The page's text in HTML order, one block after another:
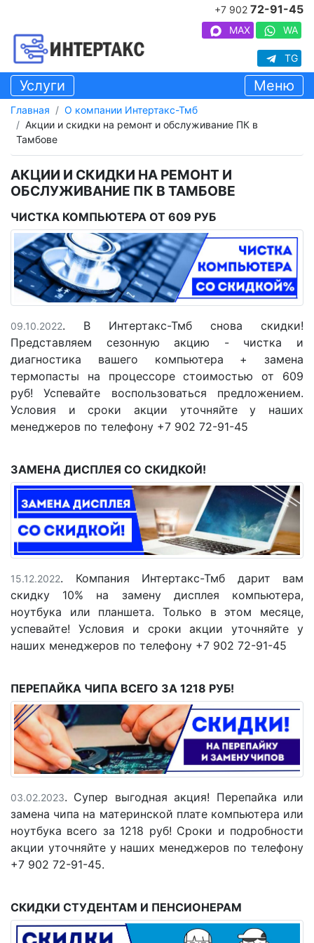
+7 902 72-91-45
MAX WA
TG
Услуги Меню
Главная
О компании Интертакс-Тмб
Акции и скидки на ремонт и обслуживание ПК в
Тамбове
АКЦИИ И СКИДКИ НА РЕМОНТ И
ОБСЛУЖИВАНИЕ ПК В ТАМБОВЕ
ЧИСТКА КОМПЬЮТЕРА ОТ 609 РУБ
09.10.2022. В Интертакс-Тмб снова скидки!
Представляем сезонную акцию - чистка и
диагностика вашего компьютера + замена
термопасты на процессоре стоимостью от 609
руб! Успевайте воспользоваться предложением.
Условия и сроки акции уточняйте у наших
менеджеров по телефону +7 902 72-91-45
ЗАМЕНА ДИСПЛЕЯ СО СКИДКОЙ!
15.12.2022. Компания Интертакс-Тмб дарит вам
скидку 10% на замену дисплея компьютера,
ноутбука или планшета. Только в этом месяце,
успевайте! Условия и сроки акции уточняйте у
наших менеджеров по телефону +7 902 72-91-45
ПЕРЕПАЙКА ЧИПА ВСЕГО ЗА 1218 РУБ!
03.02.2023. Супер выгодная акция! Перепайка или
замена чипа на материнской плате компьютера или
ноутбука всего за 1218 руб! Сроки и подробности
акции уточняйте у наших менеджеров по телефону
+7 902 72-91-45.
СКИДКИ СТУДЕНТАМ И ПЕНСИОНЕРАМ